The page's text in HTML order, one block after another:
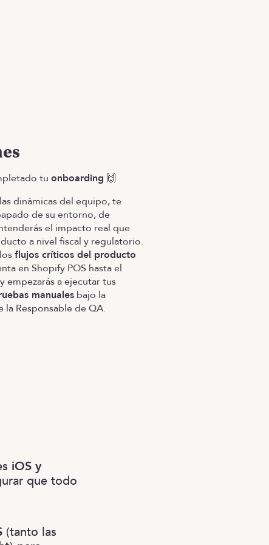
tu onboarding 🙌
dinámicas del equipo, te
de su entorno, de
el impacto real que
a nivel fiscal y regulatorio.
flujos críticos del producto
en Shopify POS hasta el
empezarás a ejecutar tus
manuales bajo la
la Responsable de QA.
iOS y
que todo
(tanto las